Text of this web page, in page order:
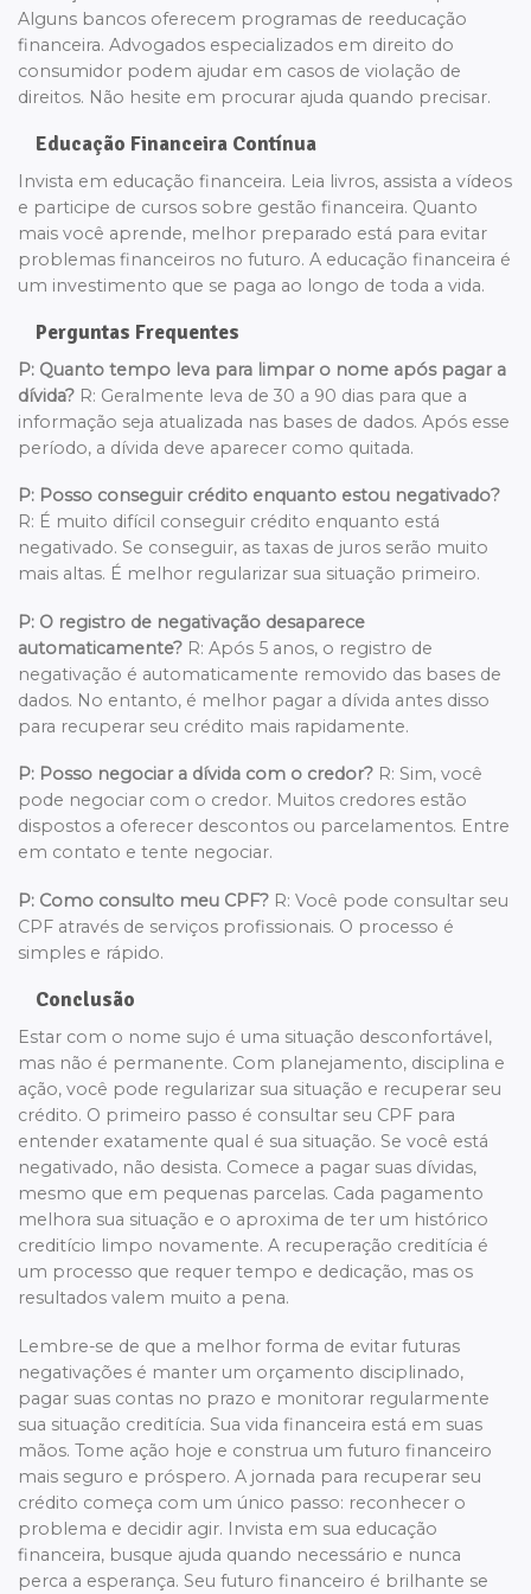
Alguns bancos oferecem programas de reeducação
financeira. Advogados especializados em direito do
consumidor podem ajudar em casos de violação de
direitos. Não hesite em procurar ajuda quando precisar.
Educação Financeira Contínua
Invista em educação financeira. Leia livros, assista a vídeos
e participe de cursos sobre gestão financeira. Quanto
mais você aprende, melhor preparado está para evitar
problemas financeiros no futuro. A educação financeira é
um investimento que se paga ao longo de toda a vida.
Perguntas Frequentes
P: Quanto tempo leva para limpar o nome após pagar a
dívida? R: Geralmente leva de 30 a 90 dias para que a
informação seja atualizada nas bases de dados. Após esse
período, a dívida deve aparecer como quitada.
P: Posso conseguir crédito enquanto estou negativado?
R: É muito difícil conseguir crédito enquanto está
negativado. Se conseguir, as taxas de juros serão muito
mais altas. É melhor regularizar sua situação primeiro.
P: O registro de negativação desaparece
automaticamente? R: Após 5 anos, o registro de
negativação é automaticamente removido das bases de
dados. No entanto, é melhor pagar a dívida antes disso
para recuperar seu crédito mais rapidamente.
P: Posso negociar a dívida com o credor? R: Sim, você
pode negociar com o credor. Muitos credores estão
dispostos a oferecer descontos ou parcelamentos. Entre
em contato e tente negociar.
P: Como consulto meu CPF? R: Você pode consultar seu
CPF através de serviços profissionais. O processo é
simples e rápido.
Conclusão
Estar com o nome sujo é uma situação desconfortável,
mas não é permanente. Com planejamento, disciplina e
ação, você pode regularizar sua situação e recuperar seu
crédito. O primeiro passo é consultar seu CPF para
entender exatamente qual é sua situação. Se você está
negativado, não desista. Comece a pagar suas dívidas,
mesmo que em pequenas parcelas. Cada pagamento
melhora sua situação e o aproxima de ter um histórico
creditício limpo novamente. A recuperação creditícia é
um processo que requer tempo e dedicação, mas os
resultados valem muito a pena.
Lembre-se de que a melhor forma de evitar futuras
negativações é manter um orçamento disciplinado,
pagar suas contas no prazo e monitorar regularmente
sua situação creditícia. Sua vida financeira está em suas
mãos. Tome ação hoje e construa um futuro financeiro
mais seguro e próspero. A jornada para recuperar seu
crédito começa com um único passo: reconhecer o
problema e decidir agir. Invista em sua educação
financeira, busque ajuda quando necessário e nunca
perca a esperança. Seu futuro financeiro é brilhante se